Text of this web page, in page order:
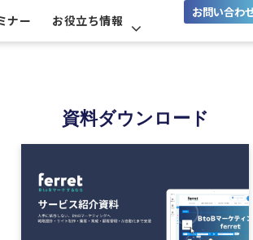
ナー お役立ち情報
お問い合わ
資料ダウンロード